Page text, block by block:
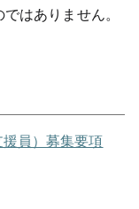
はありません。
員）募集要項